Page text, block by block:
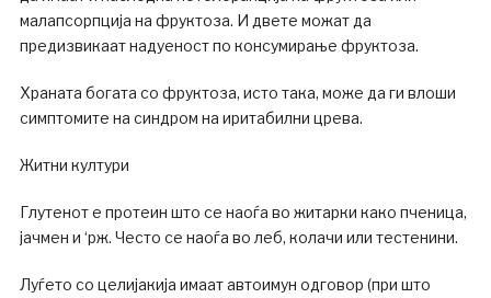
малапсорпција на фруктоза. И двете можат да
предизвикаат надуеност по консумирање фруктоза.
Храната богата со фруктоза, исто така, може да ги влоши
симптомите на синдром на иритабилни црева.
Житни култури
Глутенот е протеин што се наоѓа во житарки како пченица,
јачмен и ‘рж. Често се наоѓа во леб, колачи или тестенини.
Луѓето со целијакија имаат автоимун одговор (при што